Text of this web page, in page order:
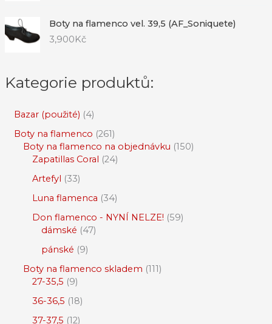
Boty na flamenco vel. 39,5 (AF_Soniquete)
3,900Kč
Kategorie produktů:
Bazar (použité) 4
Boty na flamenco 261
Boty na flamenco na objednávku 150
Zapatillas Coral 24
Artefyl 33
Luna flamenca 34
Don flamenco - NYNÍ NELZE! 59
dámské 47
pánské 9
Boty na flamenco skladem 111
27-35,5 9
36-36,5 18
37-37,5 12